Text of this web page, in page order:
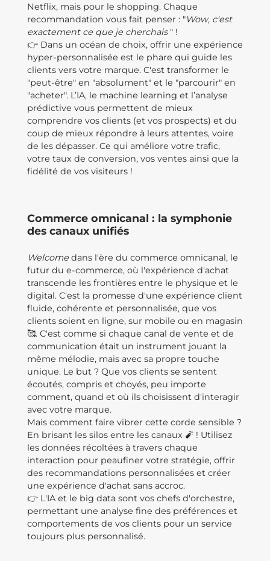
Netflix, mais pour le shopping. Chaque
recommandation vous fait penser : "Wow, c'est
exactement ce que je cherchais" !
👉 Dans un océan de choix, offrir une expérience
hyper-personnalisée est le phare qui guide les
clients vers votre marque. C'est transformer le
"peut-être" en "absolument" et le "parcourir" en
"acheter". L’IA, le machine learning et l’analyse
prédictive vous permettent de mieux
comprendre vos clients (et vos prospects) et du
coup de mieux répondre à leurs attentes, voire
de les dépasser. Ce qui améliore votre trafic,
votre taux de conversion, vos ventes ainsi que la
fidélité de vos visiteurs !
Commerce omnicanal : la symphonie
des canaux unifiés
Welcome dans l'ère du commerce omnicanal, le
futur du e-commerce, où l'expérience d'achat
transcende les frontières entre le physique et le
digital. C'est la promesse d'une expérience client
fluide, cohérente et personnalisée, que vos
clients soient en ligne, sur mobile ou en magasin
🥰. C'est comme si chaque canal de vente et de
communication était un instrument jouant la
même mélodie, mais avec sa propre touche
unique. Le but ? Que vos clients se sentent
écoutés, compris et choyés, peu importe
comment, quand et où ils choisissent d'interagir
avec votre marque.
Mais comment faire vibrer cette corde sensible ?
En brisant les silos entre les canaux 🧨 ! Utilisez
les données récoltées à travers chaque
interaction pour peaufiner votre stratégie, offrir
des recommandations personnalisées et créer
une expérience d'achat sans accroc.
👉 L'IA et le big data sont vos chefs d'orchestre,
permettant une analyse fine des préférences et
comportements de vos clients pour un service
toujours plus personnalisé.